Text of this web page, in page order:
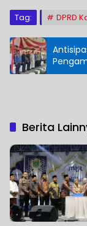
Tag: DPRD
Berita